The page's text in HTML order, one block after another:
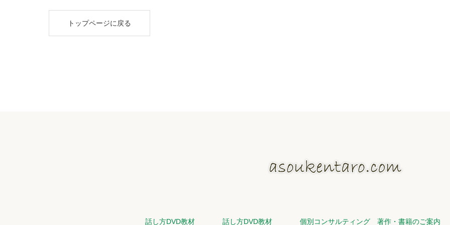
トップページに戻る
話し方DVD教材 話し方DVD教材 個別コンサルティング 著作・書籍のご案内